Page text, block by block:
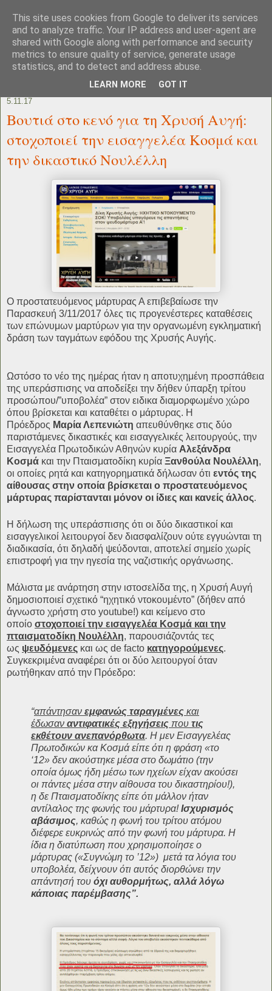
5.11.17
Βουτιά στο κενό για τη Χρυσή Αυγή:
στοχοποιεί την εισαγγελέα Κοσμά και
την δικαστικό Νουλέλλη
O προστατευόμενος μάρτυρας Α επιβεβαίωσε την
Παρασκευή 3/11/2017 όλες τις προγενέστερες καταθέσεις
των επώνυμων μαρτύρων για την οργανωμένη εγκληματική
δράση των ταγμάτων εφόδου της Χρυσής Αυγής.
Ωστόσο το νέο της ημέρας ήταν η αποτυχημένη προσπάθεια
της υπεράσπισης να αποδείξει την δήθεν ύπαρξη τρίτου
προσώπου/”υποβολέα” στον ειδικα διαμορφωμένο χώρο
όπου βρίσκεται και καταθέτει ο μάρτυρας. Η
Πρόεδρος Μαρία Λεπενιώτη απευθύνθηκε στις δύο
παριστάμενες δικαστικές και εισαγγελικές λειτουργούς, την
Εισαγγελέα Πρωτοδικών Αθηνών κυρία Αλεξάνδρα
Κοσμά και την Πταισματοδίκη κυρία Ξανθούλα Νουλέλλη,
οι οποίες ρητά και κατηγορηματικά δήλωσαν ότι εντός της
αίθουσας στην οποία βρίσκεται ο προστατευόμενος
μάρτυρας παρίστανται μόνον οι ίδιες και κανείς άλλος.
Η δήλωση της υπεράσπισης ότι οι δύο δικαστικοί και
εισαγγελικοί λειτουργοί δεν διασφαλίζουν ούτε εγγυώνται τη
διαδικασία, ότι δηλαδή ψεύδονται, αποτελεί σημείο χωρίς
επιστροφή για την ηγεσία της ναζιστικής οργάνωσης.
Μάλιστα με ανάρτηση στην ιστοσελίδα της, η Χρυσή Αυγή
δημοσιοποιεί σχετικό “ηχητικό ντοκουμέντο” (δήθεν από
άγνωστο χρήστη στο youtube!) και κείμενο στο
οποίο στοχοποιεί την εισαγγελέα Κοσμά και την
πταισματοδίκη Νουλέλλη, παρουσιάζοντάς τες
ως ψευδόμενες και ως de facto κατηγορούμενες.
Συγκεκριμένα αναφέρει ότι οι δύο λειτουργοί όταν
ρωτήθηκαν από την Πρόεδρο:
“απάντησαν εμφανώς ταραγμένες και
έδωσαν αντιφατικές εξηγήσεις που τις
εκθέτουν ανεπανόρθωτα. Η μεν Εισαγγελέας
Πρωτοδικών κα Κοσμά είπε ότι η φράση «το
‘12» δεν ακούστηκε μέσα στο δωμάτιο (την
οποία όμως ήδη μέσω των ηχείων είχαν ακούσει
οι πάντες μέσα στην αίθουσα του δικαστηρίου!),
η δε Πταισματοδίκης είπε ότι μάλλον ήταν
αντίλαλος της φωνής του μάρτυρα!Ισχυρισμός
αβάσιμος, καθώς η φωνή του τρίτου ατόμου
διέφερε ευκρινώς από την φωνή του μάρτυρα. Η
ίδια η διατύπωση που χρησιμοποίησε ο
μάρτυρας («Συγνώμη το ’12») μετά τα λόγια του
υποβολέα, δείχνουν ότι αυτός διορθώνει την
απάντησή του όχι αυθορμήτως, αλλά λόγω
κάποιας παρέμβασης”.
This site uses cookies from Google to deliver its services
and to analyze traffic. Your IP address and user-agent are
shared with Google along with performance and security
metrics to ensure quality of service, generate usage
statistics, and to detect and address abuse.
LEARN MORE GOT IT